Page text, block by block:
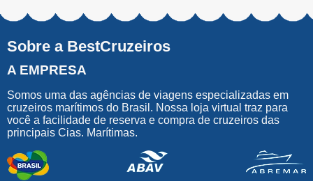
Sobre a BestCruzeiros
A EMPRESA
Somos uma das agências de viagens especializadas em
cruzeiros marítimos do Brasil. Nossa loja virtual traz para
você a facilidade de reserva e compra de cruzeiros das
principais Cias. Marítimas.